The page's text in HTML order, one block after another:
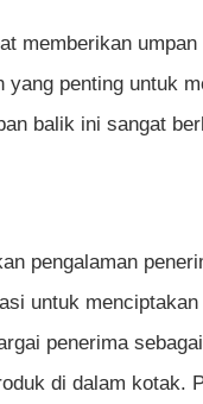
memberikan
penting untuk
balik ini sangat
pengalaman
untuk
penerima
di dalam kotak.